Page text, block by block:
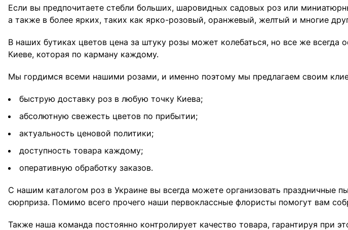
Если вы предпочитаете стебли больших, шаровидных садовых роз или
а также в более ярких, таких как ярко-розовый, оранжевый, желтый и многие
В наших бутиках цветов цена за штуку розы может колебаться, но все же
Киеве, которая по карману каждому.
Мы гордимся всеми нашими розами, и именно поэтому мы предлагаем своим
быструю доставку роз в любую точку Киева;
абсолютную свежесть цветов по прибытии;
актуальность ценовой политики;
доступность товара каждому;
оперативную обработку заказов.
С нашим каталогом роз в Украине вы всегда можете организовать праздничные
сюрприза. Помимо всего прочего наши первоклассные флористы помогут вам
Также наша команда постоянно контролирует качество товара, гарантируя при